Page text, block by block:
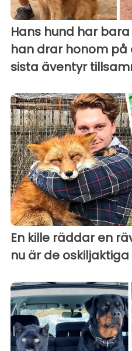
Hans hund har
han drar honom
sista äventyr
En kille räddar en
nu är de oskiljaktiga